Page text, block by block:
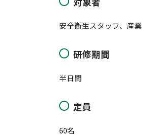
安全衛生スタッフ、産
研修期間
半日間
定員
60名